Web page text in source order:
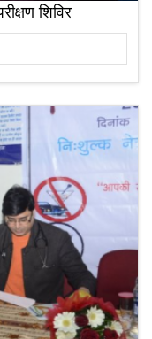
शिविर